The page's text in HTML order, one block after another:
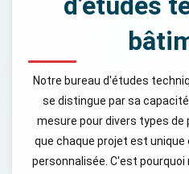
Notre bureau d'études
se distingue par sa
mesure pour divers types de
que chaque projet est
personnalisée. C'est